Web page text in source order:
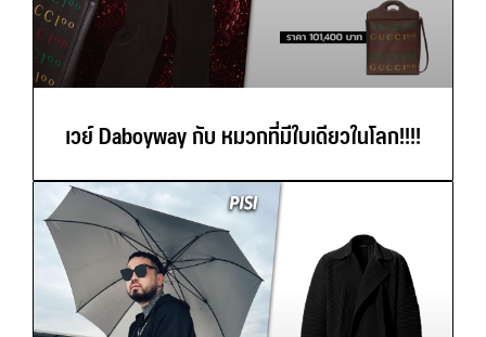
เวย์ Daboyway กับ หมวกที่มีใบเดียวในโลก!!!!